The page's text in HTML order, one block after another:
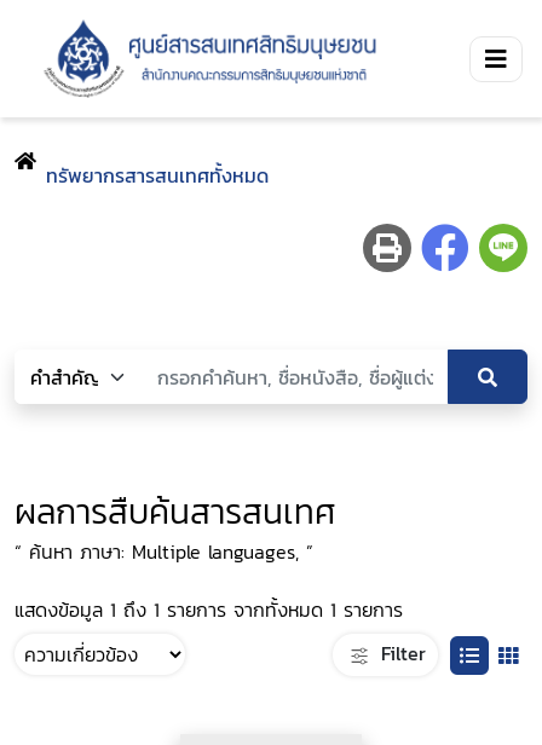
ทรัพยากรสารสนเทศทั้งหมด
ผลการสืบค้นสารสนเทศ
“ ค้นหา ภาษา: Multiple languages, ”
แสดงข้อมูล 1 ถึง 1 รายการ จากทั้งหมด 1 รายการ
Filter